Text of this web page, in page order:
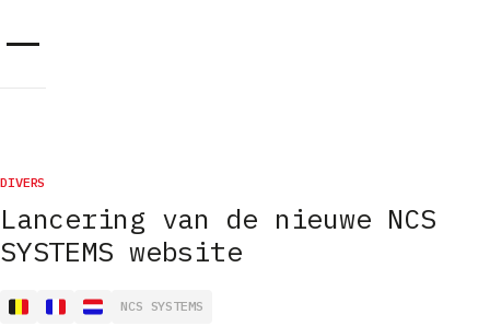
DIVERS
Lancering van de nieuwe NCS
SYSTEMS website
NCS SYSTEMS